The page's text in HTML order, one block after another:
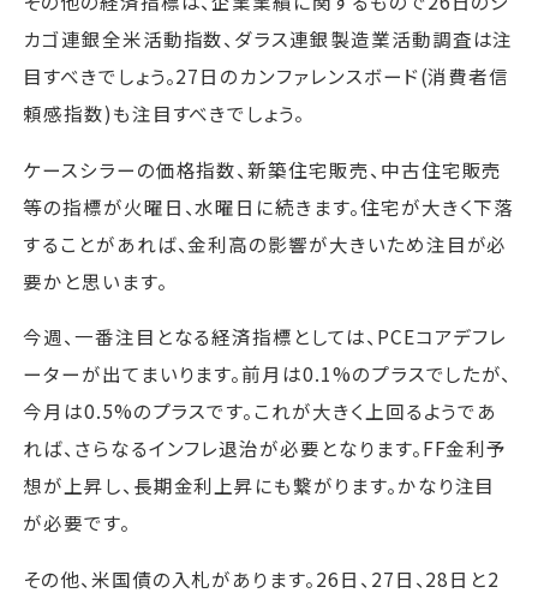
カゴ連銀全米活動指数、ダラス連銀製造業活動調査は注
目すべきでしょう。27日のカンファレンスボード(消費者信
頼感指数)も注目すべきでしょう。
ケースシラーの価格指数、新築住宅販売、中古住宅販売
等の指標が火曜日、水曜日に続きます。住宅が大きく下落
することがあれば、金利高の影響が大きいため注目が必
要かと思います。
今週、一番注目となる経済指標としては、PCEコアデフレ
ーターが出てまいります。前月は0.1%のプラスでしたが、
今月は0.5%のプラスです。これが大きく上回るようであ
れば、さらなるインフレ退治が必要となります。FF金利予
想が上昇し、長期金利上昇にも繋がります。かなり注目
が必要です。
その他、米国債の入札があります。26日、27日、28日と2